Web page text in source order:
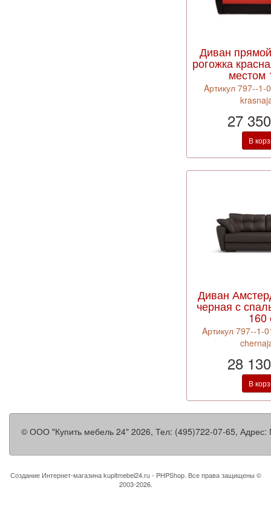
Диван
рогожка
местом
Aртикул 797--1-
27
В
Диван
черная с
160
Aртикул 797--1-
28
В
© ООО "Купить мебель 24" 2026, Тел: (495)722-07-65, Адрес:
Создание Интернет-магазинаkupitmebel24.ru - PHPShop. Все права защищены ©
2003-2026.